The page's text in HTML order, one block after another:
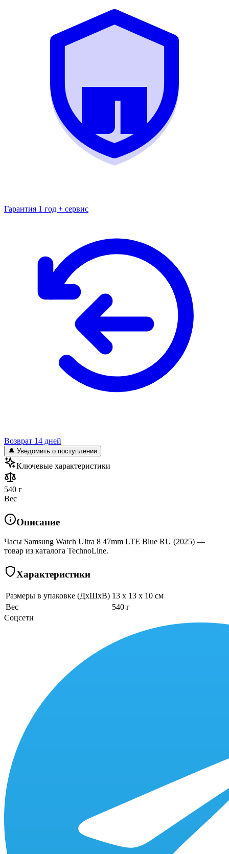
Гарантия 1 год + сервис
Возврат 14 дней
🔔 Уведомить о поступлении
Ключевые характеристики
540 г
Вес
Описание
Часы Samsung Watch Ultra 8 47mm LTE Blue RU (2025) —
товар из каталога TechnoLine.
Характеристики
Размеры в упаковке (ДхШхВ) 13 x 13 x 10 см
Вес
540 г
Соцсети